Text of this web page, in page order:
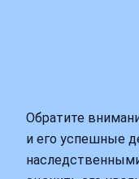
Обратите
и его успешные